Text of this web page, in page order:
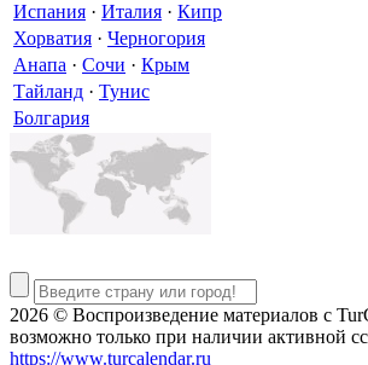
Испания · Италия · Кипр
Хорватия · Черногория
Анапа · Сочи · Крым
Тайланд · Тунис
Болгария
2026 © Воспроизведение материалов c
возможно только при наличии активной
https://www.turcalendar.ru